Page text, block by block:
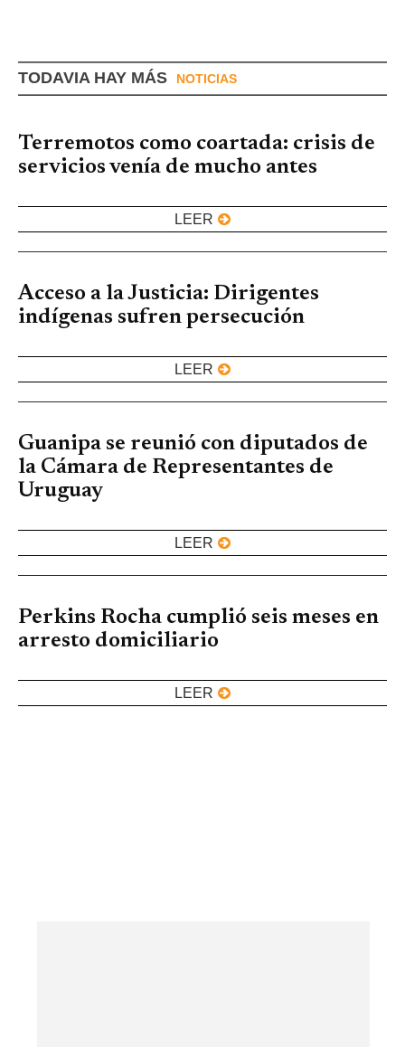
TODAVIA HAY MÁS NOTICIAS
Terremotos como coartada: crisis de
servicios venía de mucho antes
LEER
Acceso a la Justicia: Dirigentes
indígenas sufren persecución
LEER
Guanipa se reunió con diputados de
la Cámara de Representantes de
Uruguay
LEER
Perkins Rocha cumplió seis meses en
arresto domiciliario
LEER